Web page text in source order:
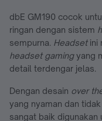
dbE GM190 cocok
ringan dengan sistem
sempurna. Headset ini
headset gamingyang
detail terdengar jelas.
Dengan desain over
yang nyaman dan
sangat baik digunakan